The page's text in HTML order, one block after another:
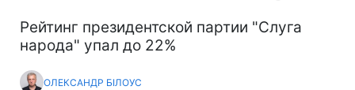
Рейтинг президентской партии "Слуга
народа" упал до 22%
ОЛЕКСАНДР БІЛОУС